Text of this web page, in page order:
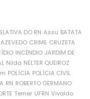
DO RN Assu BATATA
CRIME CRUZETA
INCÊNDIO JARDIM DE
Nilda NÉLTER QUEIROZ
POLÍCIA POLÍCIA CIVIL
RN ROBERTO GERMANO
Temer UFRN Vivaldo